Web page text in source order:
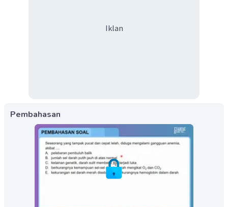
Iklan
Pembahasan